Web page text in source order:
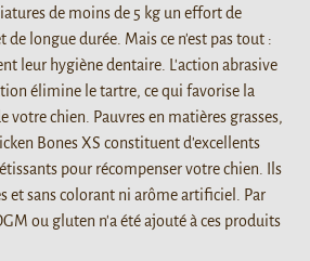
de moins de 5 kg un effort de
de longue durée. Mais ce n'est pas tout :
leur hygiène dentaire. L'action abrasive
élimine le tartre, ce qui favorise la
votre chien. Pauvres en matières grasses,
Bones XS constituent d'excellents
pour récompenser votre chien. Ils
et sans colorant ni arôme artificiel. Par
ou gluten n'a été ajouté à ces produits